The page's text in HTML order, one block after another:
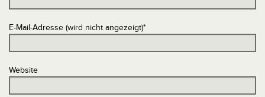
E-Mail-Adresse (wird nicht angezeigt)*
Website